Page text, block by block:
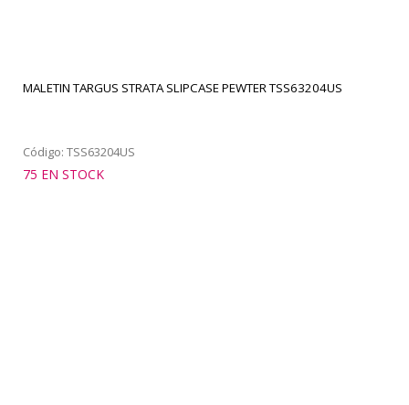
MALETIN TARGUS STRATA SLIPCASE PEWTER TSS63204US
Código: TSS63204US
75 EN STOCK